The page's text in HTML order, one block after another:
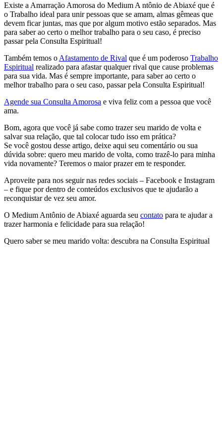
Existe a Amarração Amorosa do Medium A ntônio de Abiaxé que é
o Trabalho ideal para unir pessoas que se amam, almas gêmeas que
devem ficar juntas, mas que por algum motivo estão separados. Mas
para saber ao certo o melhor trabalho para o seu caso, é preciso
passar pela Consulta Espiritual!
Também temos o Afastamento de Rival que é um poderoso Trabalho
Espiritual realizado para afastar qualquer rival que cause problemas
para sua vida. Mas é sempre importante, para saber ao certo o
melhor trabalho para o seu caso, passar pela Consulta Espiritual!
Agende sua Consulta Amorosa e viva feliz com a pessoa que você
ama.
Bom, agora que você já sabe como trazer seu marido de volta e
salvar sua relação, que tal colocar tudo isso em prática?
Se você gostou desse artigo, deixe aqui seu comentário ou sua
dúvida sobre: quero meu marido de volta, como trazê-lo para minha
vida novamente? Teremos o maior prazer em te responder.
Aproveite para nos seguir nas redes sociais – Facebook e Instagram
– e fique por dentro de conteúdos exclusivos que te ajudarão a
reconquistar de vez seu amor.
O Medium Antônio de Abiaxé aguarda seu contato para te ajudar a
trazer harmonia e felicidade para sua relação!
Quero saber se meu marido volta: descubra na Consulta Espiritual